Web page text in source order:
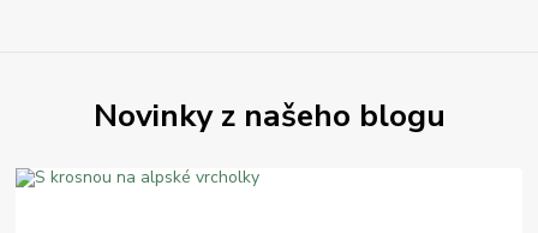
Novinky z našeho blogu